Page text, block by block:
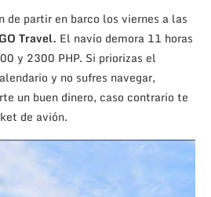
de partir en barco los viernes a las
Travel. El navío demora 11 horas
y 2300 PHP. Si priorizas el
y no sufres navegar,
un buen dinero, caso contrario te
de avión.